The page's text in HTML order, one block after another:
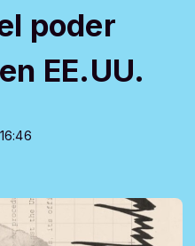
poder
EE.UU.